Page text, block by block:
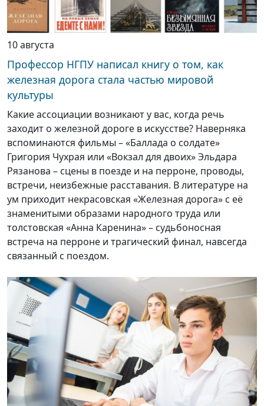
10 августа
Профессор НГПУ написал книгу о том, как
железная дорога стала частью мировой
культуры
Какие ассоциации возникают у вас, когда речь
заходит о железной дороге в искусстве? Наверняка
вспоминаются фильмы – «Баллада о солдате»
Григория Чухрая или «Вокзал для двоих» Эльдара
Рязанова – сцены в поезде и на перроне, проводы,
встречи, неизбежные расставания. В литературе на
ум приходит некрасовская «Железная дорога» с её
знаменитыми образами народного труда или
толстовская «Анна Каренина» – судьбоносная
встреча на перроне и трагический финал, навсегда
связанный с поездом.